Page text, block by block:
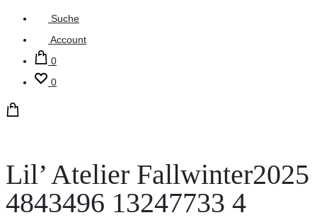
Suche
Account
0
0
Lil’ Atelier Fallwinter2025
4843496 13247733 4